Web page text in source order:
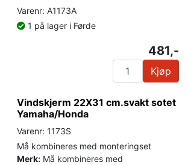
Varenr: A1173A
1 på lager i Førde
481,-
Kjøp
Vindskjerm 22X31 cm.svakt sotet
Yamaha/Honda
Varenr: 1173S
Må kombineres med monteringset
Merk: Må kombineres med